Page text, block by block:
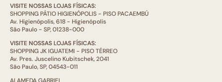
VISITE NOSSAS LOJAS FÍSICAS:
SHOPPING PÁTIO HIGIENÓPOLIS - PISO PACAEMBÚ
Av. Higienópolis, 618 - Higienópolis
São Paulo - SP, 01238-000
VISITE NOSSAS LOJAS FÍSICAS:
SHOPPING JK IGUATEMI - PISO TÉRREO
Av. Pres. Juscelino Kubitschek, 2041
São Paulo, SP, 04543-011